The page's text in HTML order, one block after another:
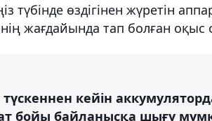
түбінде өздігінен жүретін
жағдайында тап болған оқыс
кейін
бойы байланысқа шығу